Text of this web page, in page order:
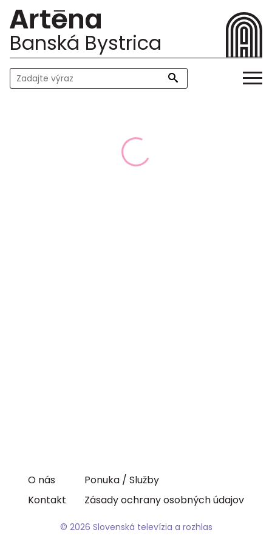
Banská Bystrica
Načítavanie obsahu
O nás
Kontakt
Ponuka / Služby
Zásady ochrany osobných údajov
© 2026 Slovenská televízia a rozhlas